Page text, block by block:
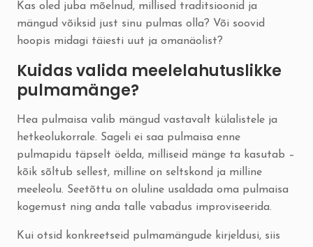
Kas oled juba mõelnud, millised traditsioonid ja
mängud võiksid just sinu pulmas olla? Või soovid
hoopis midagi täiesti uut ja omanäolist?
Kuidas valida meelelahutuslikke
pulmamänge?
Hea pulmaisa valib mängud vastavalt külalistele ja
hetkeolukorrale. Sageli ei saa pulmaisa enne
pulmapidu täpselt öelda, milliseid mänge ta kasutab –
kõik sõltub sellest, milline on seltskond ja milline
meeleolu. Seetõttu on oluline usaldada oma pulmaisa
kogemust ning anda talle vabadus improviseerida.
Kui otsid konkreetseid pulmamängude kirjeldusi, siis